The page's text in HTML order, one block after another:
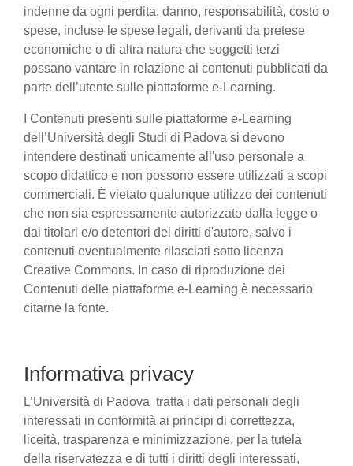
indenne da ogni perdita, danno, responsabilità, costo o
spese, incluse le spese legali, derivanti da pretese
economiche o di altra natura che soggetti terzi
possano vantare in relazione ai contenuti pubblicati da
parte dell’utente sulle piattaforme e-Learning.
I Contenuti presenti sulle piattaforme e-Learning
dell’Università degli Studi di Padova si devono
intendere destinati unicamente all'uso personale a
scopo didattico e non possono essere utilizzati a scopi
commerciali. È vietato qualunque utilizzo dei contenuti
che non sia espressamente autorizzato dalla legge o
dai titolari e/o detentori dei diritti d'autore, salvo i
contenuti eventualmente rilasciati sotto licenza
Creative Commons. In caso di riproduzione dei
Contenuti delle piattaforme e-Learning è necessario
citarne la fonte.
Informativa privacy
L’Università di Padova tratta i dati personali degli
interessati in conformità ai principi di correttezza,
liceità, trasparenza e minimizzazione, per la tutela
della riservatezza e di tutti i diritti degli interessati,